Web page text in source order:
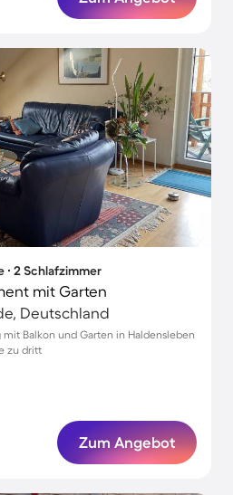
∙ 2 Schlafzimmer
mit Garten
Deutschland
Balkon und Garten in Haldensleben
zu dritt
Zum Angebot